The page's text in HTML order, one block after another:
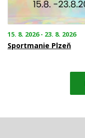
15. 8. 2026 - 23. 8. 2026
Sportmanie Plzeň